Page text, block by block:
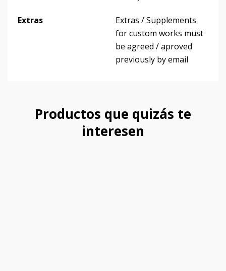
Extras
Extras / Supplements
for custom works must
be agreed / aproved
previously by email
Productos que quizás te
interesen